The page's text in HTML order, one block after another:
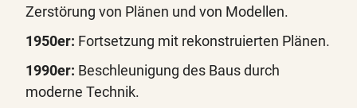
Zerstörung von Plänen und von Modellen.
1950er: Fortsetzung mit rekonstruierten Plänen.
1990er: Beschleunigung des Baus durch
moderne Technik.